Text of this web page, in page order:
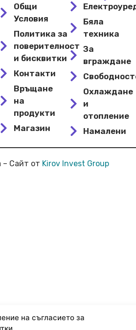
на съгласието за
Общи
Условия
Политика за
поверителност
и бисквитки
Контакти
Връщане
на
продукти
Магазин
Бяла
техника
За
вграждане
Охлаждане
и
отопление
Намалени
Сайт от Kirov Invest Group